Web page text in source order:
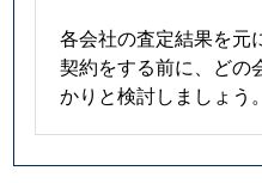
各会社の査定結果を元
契約をする前に、どの
かりと検討しましょう。